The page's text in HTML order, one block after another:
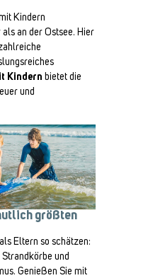
Kindern
an der Ostsee. Hier
Kindern bietet die
und
größten
Eltern so schätzen:
und
Genießen Sie mit